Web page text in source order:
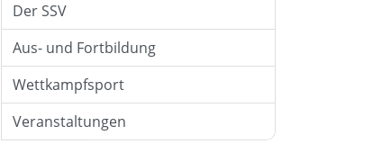
Der SSV
Aus- und Fortbildung
Wettkampfsport
Veranstaltungen